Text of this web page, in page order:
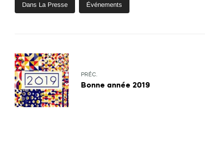
Dans La Presse Événements
PRÉC.
Bonne année 2019